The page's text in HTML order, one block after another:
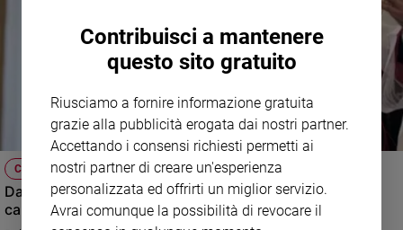
CHIESA
Da Benedetto XVI a Francesco, quel mese (scarso) che
cambiò la Chiesa
Contribuisci a mantenere
questo sito gratuito
Riusciamo a fornire informazione gratuita
grazie alla pubblicità erogata dai nostri partner.
Accettando i consensi richiesti permetti ai
nostri partner di creare un'esperienza
personalizzata ed offrirti un miglior servizio.
Avrai comunque la possibilità di revocare il